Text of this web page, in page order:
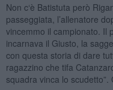
Non c‘è Batistuta però
passeggiata, l’allenatore
vincemmo il campionato. Il
incarnava il Giusto, la
con questa storia di dare
ragazzino che tifa
squadra vinca lo scudetto”.